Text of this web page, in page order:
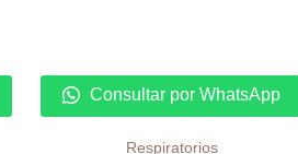
Consultar por WhatsApp
Respiratorios